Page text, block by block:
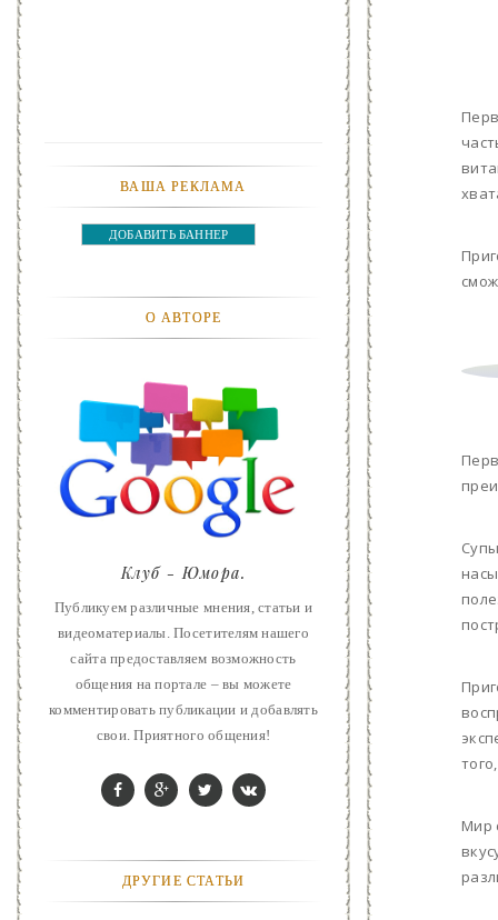
Мир
ПОДРОСТКИ
ГОРОДА
ЖИЛЬЕ
ЗВЕЗДЫ
ART
ФАНТАСТИКА
КОНТАКТЫ
РЕКЛАМА У НАС
ВАША РЕКЛАМА
ДОБАВИТЬ БАННЕР
О АВТОРЕ
Клуб - Юмора.
Публикуем различные мнения, статьи и
видеоматериалы. Посетителям нашего
сайта предоставляем возможность
общения на портале – вы можете
комментировать публикации и добавлять
свои. Приятного общения!
ДРУГИЕ СТАТЬИ